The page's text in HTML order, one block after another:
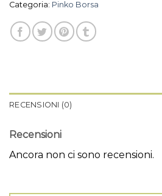
Categoria: Pinko Borsa
RECENSIONI (0)
Recensioni
Ancora non ci sono recensioni.